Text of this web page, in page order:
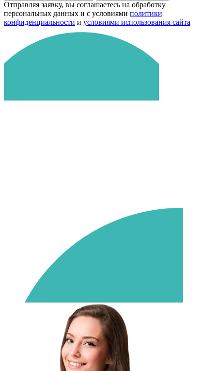
Отправляя заявку, вы соглашаетесь на обработку
персональных данных и с условиями политики
конфиденциальности и условиями использования сайта